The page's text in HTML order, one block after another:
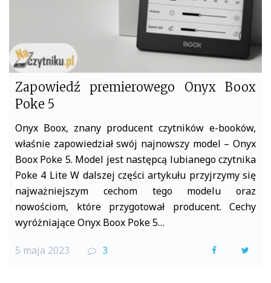
Zapowiedź premierowego Onyx Boox
Poke 5
Onyx Boox, znany producent czytników e-booków,
właśnie zapowiedział swój najnowszy model – Onyx
Boox Poke 5. Model jest następcą lubianego czytnika
Poke 4 Lite W dalszej części artykułu przyjrzymy się
najważniejszym cechom tego modelu oraz
nowościom, które przygotował producent. Cechy
wyróżniające Onyx Boox Poke 5…
5 maja 2023 3
F